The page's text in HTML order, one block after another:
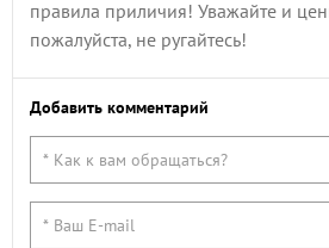
правила приличия! Уважайте и
пожалуйста, не ругайтесь!
Добавить комментарий